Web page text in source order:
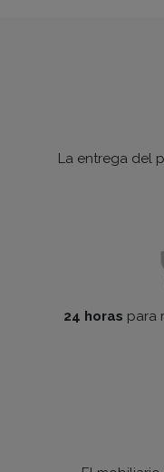
La entrega del
24 horas para